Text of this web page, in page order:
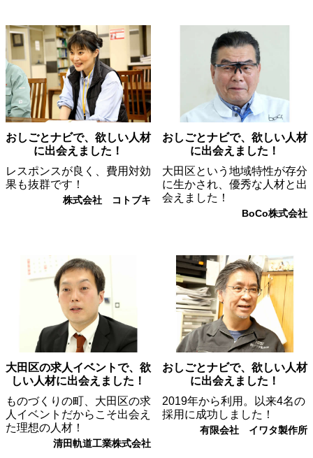
おしごとナビで、欲しい人材
に出会えました！
レスポンスが良く、費用対効
果も抜群です！
株式会社 コトブキ
おしごとナビで、欲しい人材
に出会えました！
大田区という地域特性が存分
に生かされ、優秀な人材と出
会えました！
BoCo株式会社
大田区の求人イベントで、欲
しい人材に出会えました！
ものづくりの町、大田区の求
人イベントだからこそ出会え
た理想の人材！
清田軌道工業株式会社
おしごとナビで、欲しい人材
に出会えました！
2019年から利用。以来4名の
採用に成功しました！
有限会社 イワタ製作所